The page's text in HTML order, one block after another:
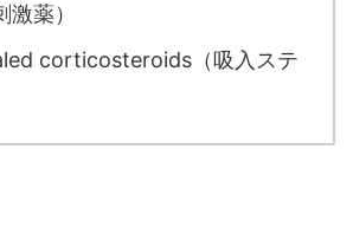
激薬）
corticosteroids（吸入ステ